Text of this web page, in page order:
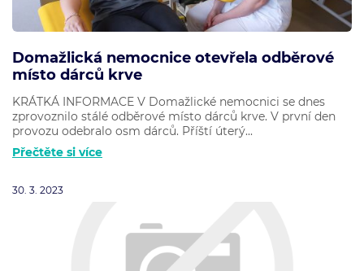
Domažlická nemocnice otevřela odběrové
místo dárců krve
KRÁTKÁ INFORMACE V Domažlické nemocnici se dnes
zprovoznilo stálé odběrové místo dárců krve. V první den
provozu odebralo osm dárců. Příští úterý...
Přečtěte si více
30. 3. 2023